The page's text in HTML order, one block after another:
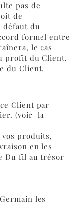
pas de
de
défaut du
formel entre
le cas
profit du Client.
du Client.
Client par
(voir la
produits,
en les
Du fil au trésor
les